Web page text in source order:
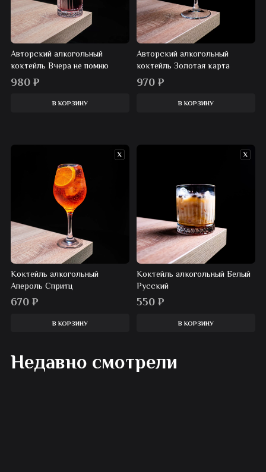
Авторский алкогольный
коктейль Вчера не помню
980 ₽
В КОРЗИНУ
Авторский алкогольный
коктейль Золотая карта
970₽
В КОРЗИНУ
Коктейль алкогольный
Апероль Спритц
670 ₽
В КОРЗИНУ
Коктейль алкогольный Белый
Русский
550₽
В КОРЗИНУ
Недавно смотрели